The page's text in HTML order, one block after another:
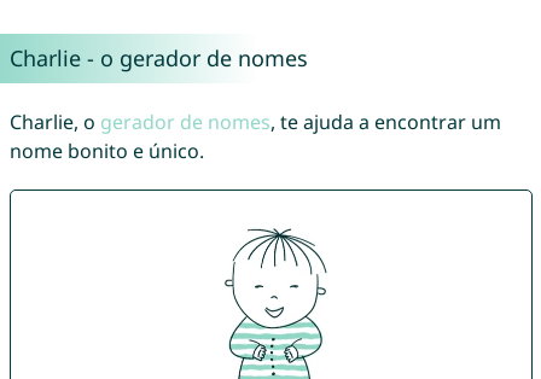
Charlie - o gerador de nomes
Charlie, o gerador de nomes, te ajuda a encontrar um
nome bonito e único.